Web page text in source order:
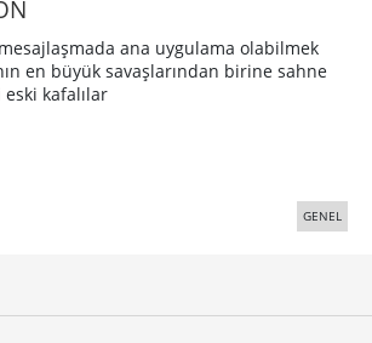
ana uygulama olabilmek
en büyük savaşlarından birine sahne
kafalılar
GENEL